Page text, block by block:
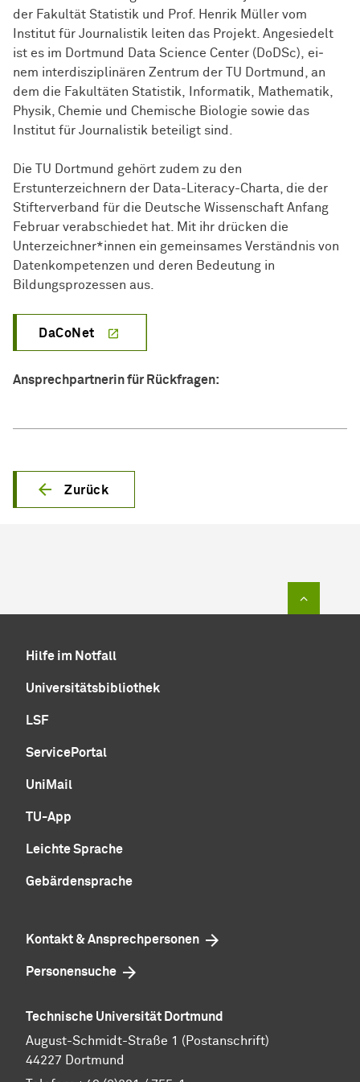
der Fa­kul­tät Statistik und Prof. Henrik Müller vom
Institut für Jour­na­lis­tik leiten das Projekt. Angesiedelt
ist es im Dort­mund Data Science Center (DoDSc), ei­
nem in­ter­dis­zi­pli­nä­ren Zen­trum der TU Dort­mund, an
dem die Fa­kul­tä­ten Statistik, In­for­ma­tik, Ma­the­ma­tik,
Physik, Chemie und Che­mi­sche Biologie sowie das
Institut für Jour­na­lis­tik be­tei­ligt sind.
Die TU Dortmund gehört zudem zu den
Erstunterzeichnern der Data-Literacy-Charta, die der
Stifterverband für die Deutsche Wissenschaft Anfang
Februar verabschiedet hat. Mit ihr drücken die
Unterzeichner*innen ein gemeinsames Verständnis von
Datenkompetenzen und deren Bedeutung in
Bildungsprozessen aus.
DaCoNet
Ansprechpartnerin für Rückfragen:
Zurück
Hilfe im Notfall
Universitätsbibliothek
LSF
ServicePortal
UniMail
TU-App
Leichte Sprache
Gebärdensprache
Kontakt & Ansprechpersonen
Personensuche
Technische Universität Dortmund
August-Schmidt-Straße 1 (Postanschrift)
44227 Dortmund